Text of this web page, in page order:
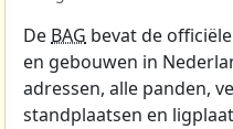
DeBAG bevat de
en gebouwen in
adressen, alle panden,
standplaatsen en